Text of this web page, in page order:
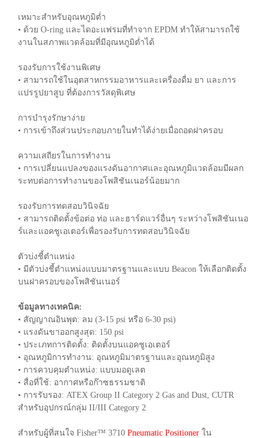
เหมาะสำหรับอุณหภูมิต่ำ
• ด้วย O-ring และไดอะแฟรมที่ทำจาก EPDM ทำให้สามารถใช้
งานในสภาพแวดล้อมที่มีอุณหภูมิต่ำได้
รองรับการใช้งานพิเศษ
• สามารถใช้ในอุตสาหกรรมอาหารและเครื่องดื่ม ยา และการ
แปรรูปยาสูบ ที่ต้องการวัสดุพิเศษ
การบำรุงรักษาง่าย
• การเข้าถึงส่วนประกอบภายในทำได้ง่ายเมื่อถอดฝาครอบ
ความเสถียรในการทำงาน
• การเปลี่ยนแปลงของแรงดันอากาศและอุณหภูมิแวดล้อมมีผลก
ระทบต่อการทำงานของโพสิชันเนอร์น้อยมาก
รองรับการทดสอบวินิจฉัย
• สามารถติดตั้งข้อต่อ ท่อ และฮาร์ดแวร์อื่นๆ ระหว่างโพสิชันเนอ
ร์และแอคชูเอเตอร์เพื่อรองรับการทดสอบวินิจฉัย
ตัวบ่งชี้ตำแหน่ง
• มีตัวบ่งชี้ตำแหน่งแบบมาตรฐานและแบบ Beacon ให้เลือกติดตั้ง
บนฝาครอบของโพสิชันเนอร์
ข้อมูลทางเทคนิค:
• สัญญาณอินพุต: ลม (3-15 psi หรือ 6-30 psi)
• แรงดันขาออกสูงสุด: 150 psi
• ประเภทการติดตั้ง: ติดตั้งบนแอคชูเอเตอร์
• อุณหภูมิการทำงาน: อุณหภูมิมาตรฐานและอุณหภูมิสูง
• การควบคุมตำแหน่ง: แบบมอดูเลต
• สื่อที่ใช้: อากาศหรือก๊าซธรรมชาติ
• การรับรอง: ATEX Group II Category 2 Gas and Dust, CUTR
สำหรับอุปกรณ์กลุ่ม II/III Category 2
สำหรับผู้ที่สนใจ Fisher™ 3710 Pneumatic Positioner ใน